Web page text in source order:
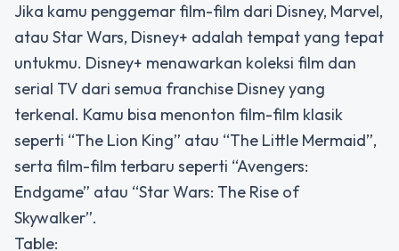
Jika kamu penggemar film-film dari Disney, Marvel,
atau Star Wars, Disney+ adalah tempat yang tepat
untukmu. Disney+ menawarkan koleksi film dan
serial TV dari semua franchise Disney yang
terkenal. Kamu bisa menonton film-film klasik
seperti “The Lion King” atau “The Little Mermaid”,
serta film-film terbaru seperti “Avengers:
Endgame” atau “Star Wars: The Rise of
Skywalker”.
Table: